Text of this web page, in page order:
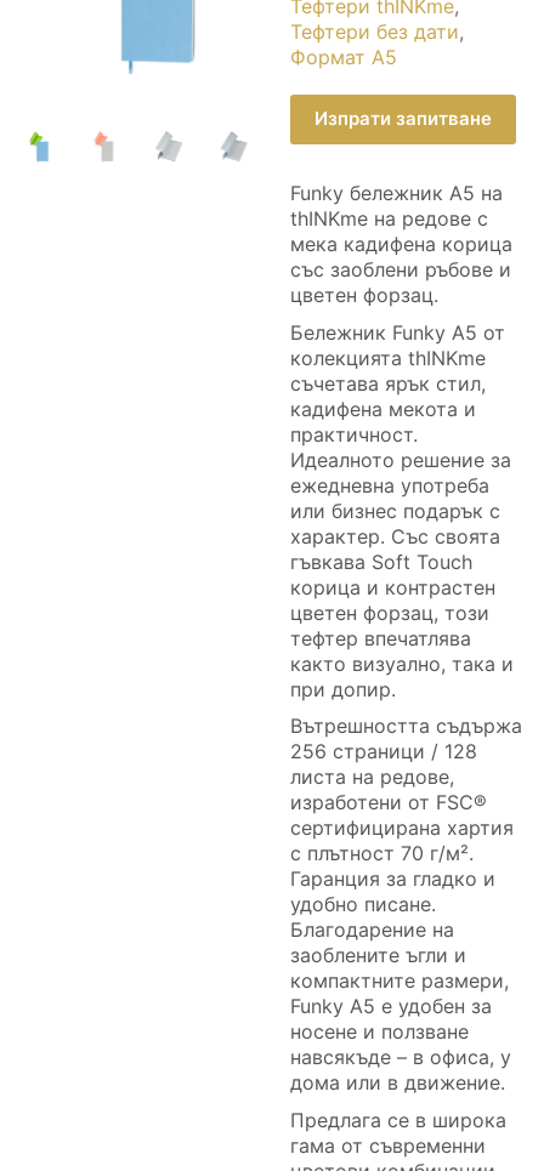
Тефтери thINKme,
Тефтери без дати,
Формат А5
Изпрати запитване
Funky бележник А5 на
thINKme на редове с
мека кадифена корица
със заоблени ръбове и
цветен форзац.
Бележник Funky А5 от
колекцията thINKme
съчетава ярък стил,
кадифена мекота и
практичност.
Идеалното решение за
ежедневна употреба
или бизнес подарък с
характер. Със своята
гъвкава Soft Touch
корица и контрастен
цветен форзац, този
тефтер впечатлява
както визуално, така и
при допир.
Вътрешността съдържа
256 страници / 128
листа на редове,
изработени от FSC®
сертифицирана хартия
с плътност 70 г/м².
Гаранция за гладко и
удобно писане.
Благодарение на
заоблените ъгли и
компактните размери,
Funky А5 е удобен за
носене и ползване
навсякъде – в офиса, у
дома или в движение.
Предлага се в широка
гама от съвременни